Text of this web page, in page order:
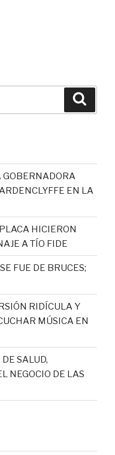
GOBERNADORA
EN LA
HICIERON
A TÍO FIDE
FUE DE BRUCES;
RIDÍCULA Y
MÚSICA EN
SALUD,
NEGOCIO DE LAS